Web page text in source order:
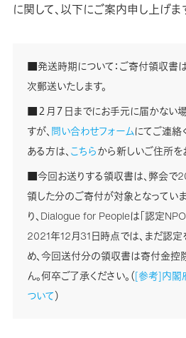
に関して、以下にご案内申し上げま
■発送時期について：ご寄付領収書
次郵送いたします。
■２月７日までにお手元に届かない
すが、問い合わせフォームにてご連絡
ある方は、こちらから新しいご住所を
■今回お送りする領収書は、弊会で
領した分のご寄付が対象となってい
り、Dialogue for Peopleは「認定NPO
2021年12月31日時点では、まだ認
め、今回送付分の領収書は寄付金控
ん。何卒ご了承ください。（[参考]内
ついて）